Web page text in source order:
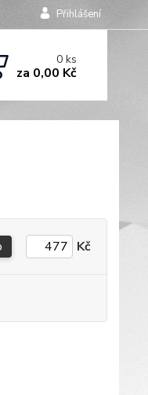
Přihlášení
0ks
za 0,00 Kč
Kč